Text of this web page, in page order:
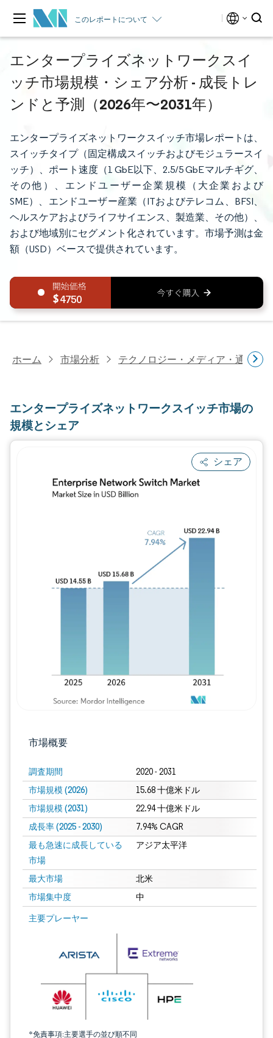
このレポートについて
エンタープライズネットワークスイ
ッチ市場規模・シェア分析 - 成長トレ
ンドと予測（2026年〜2031年）
エンタープライズネットワークスイッチ市場レポートは、
スイッチタイプ（固定構成スイッチおよびモジュラースイ
ッチ）、ポート速度（1 GbE以下、2.5/5 GbEマルチギグ、
その他）、エンドユーザー企業規模（大企業および
SME）、エンドユーザー産業（ITおよびテレコム、BFSI、
ヘルスケアおよびライフサイエンス、製造業、その他）、
および地域別にセグメント化されています。市場予測は金
額（USD）ベースで提供されています。
4750
ホーム 市場分析 テクノロジー・メディア・通信研
エンタープライズネットワークスイッチ市場の
規模とシェア
シェア
市場概要
調査期間 2020 - 2031
市場規模 (2026) 15.68 十億米ドル
市場規模 (2031) 22.94 十億米ドル
成長率 (2025 - 2030) 7.94% CAGR
最も急速に成長している
市場
アジア太平洋
最大市場 北米
市場集中度 中
主要プレーヤー
*免責事項:主要選手の並び順不同
画像 © Mordor Intelligence。再利用にはCC BY 4.0の表示が必要です。